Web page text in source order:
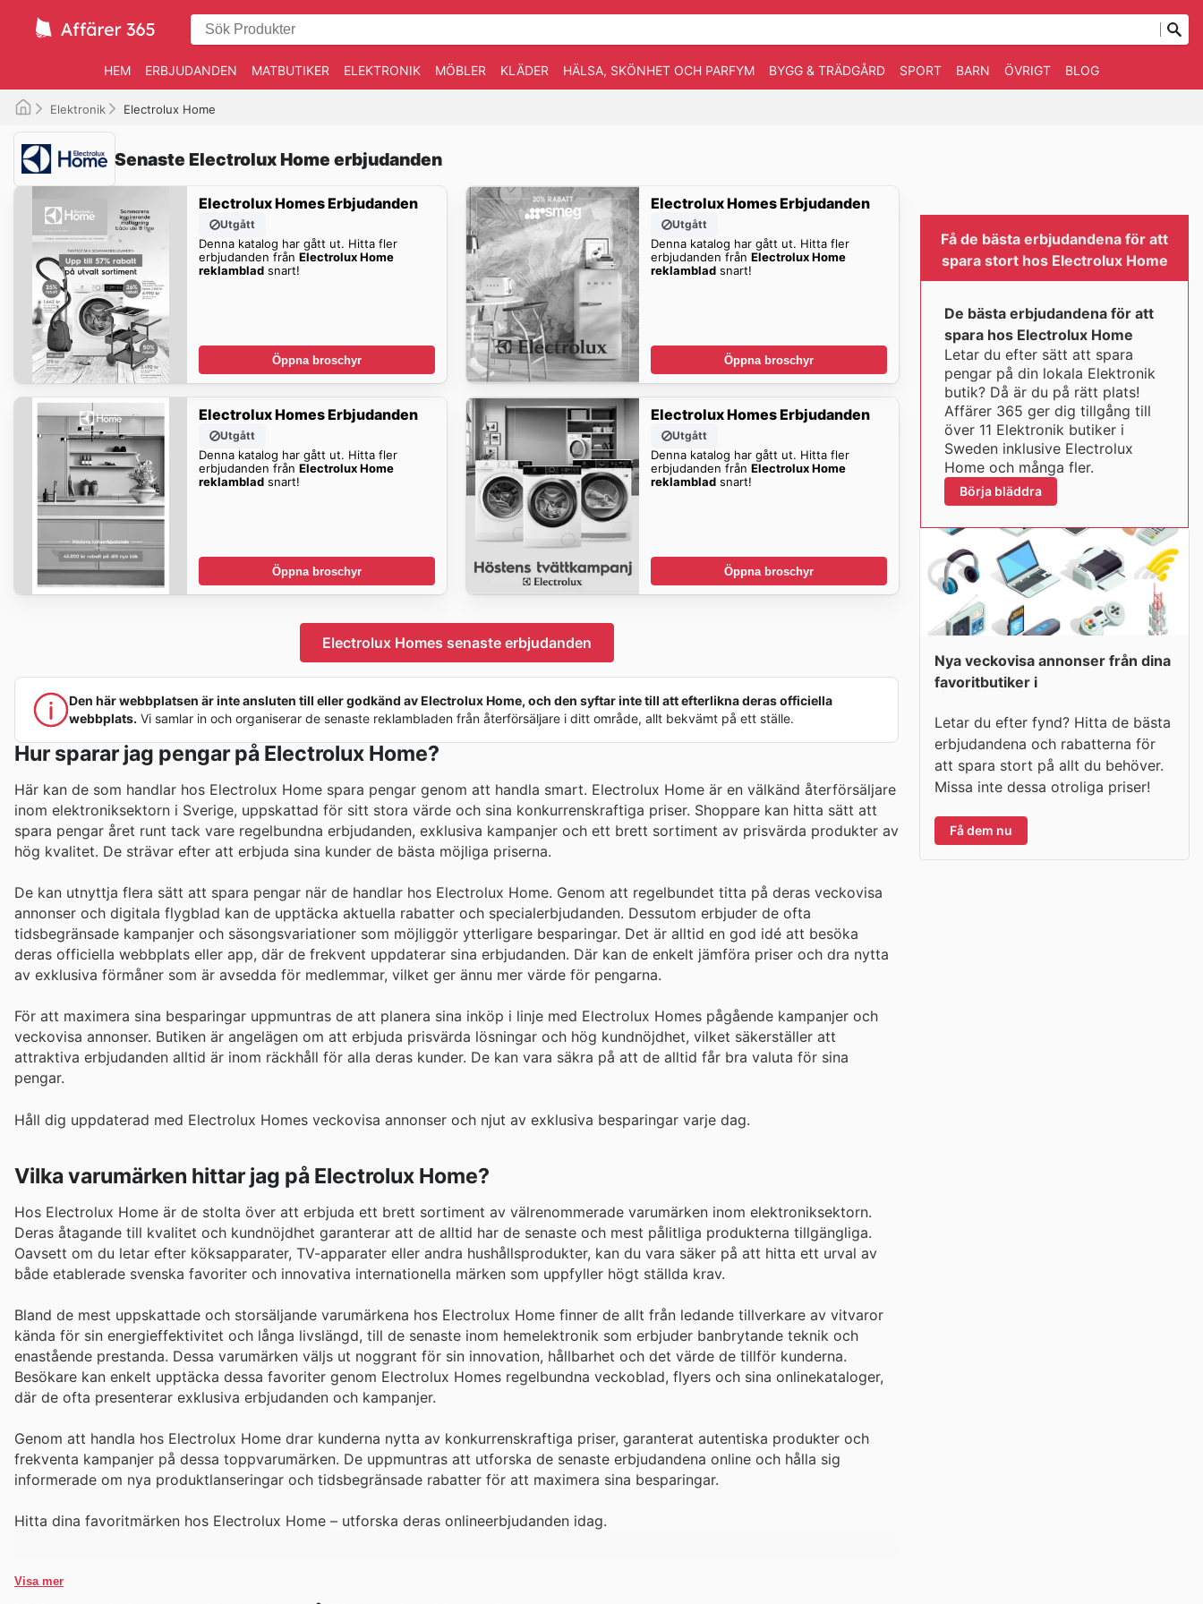
HEM ERBJUDANDEN MATBUTIKER ELEKTRONIK MÖBLER KLÄDER HÄLSA, SKÖNHET OCH PARFYM BYGG & TRÄDGÅRD SPORT BARN ÖVRIGT BLOG
Elektronik Electrolux Home
Senaste Electrolux Home erbjudanden
Electrolux Homes Erbjudanden
Utgått
Denna katalog har gått ut. Hitta fler
erbjudanden från Electrolux Home
reklambladsnart!
Öppna broschyr
Electrolux Homes Erbjudanden
Utgått
Denna katalog har gått ut. Hitta fler
erbjudanden frånElectrolux Home
reklamblad snart!
Öppna broschyr
Electrolux Homes Erbjudanden
Utgått
Denna katalog har gått ut. Hitta fler
erbjudanden från Electrolux Home
reklambladsnart!
Öppna broschyr
Electrolux Homes Erbjudanden
Utgått
Denna katalog har gått ut. Hitta fler
erbjudanden frånElectrolux Home
reklamblad snart!
Öppna broschyr
Electrolux Homes senaste erbjudanden
Den här webbplatsen är inte ansluten till eller godkänd av Electrolux Home, och den syftar inte till att efterlikna deras officiella
webbplats. Vi samlar in och organiserar de senaste reklambladen från återförsäljare i ditt område, allt bekvämt på ett ställe.
Hur sparar jag pengar på Electrolux Home?
Här kan de som handlar hos Electrolux Home spara pengar genom att handla smart. Electrolux Home är en välkänd återförsäljare
inom elektroniksektorn i Sverige, uppskattad för sitt stora värde och sina konkurrenskraftiga priser. Shoppare kan hitta sätt att
spara pengar året runt tack vare regelbundna erbjudanden, exklusiva kampanjer och ett brett sortiment av prisvärda produkter av
hög kvalitet. De strävar efter att erbjuda sina kunder de bästa möjliga priserna.
De kan utnyttja flera sätt att spara pengar när de handlar hos Electrolux Home. Genom att regelbundet titta på deras veckovisa
annonser och digitala flygblad kan de upptäcka aktuella rabatter och specialerbjudanden. Dessutom erbjuder de ofta
tidsbegränsade kampanjer och säsongsvariationer som möjliggör ytterligare besparingar. Det är alltid en god idé att besöka
deras officiella webbplats eller app, där de frekvent uppdaterar sina erbjudanden. Där kan de enkelt jämföra priser och dra nytta
av exklusiva förmåner som är avsedda för medlemmar, vilket ger ännu mer värde för pengarna.
För att maximera sina besparingar uppmuntras de att planera sina inköp i linje med Electrolux Homes pågående kampanjer och
veckovisa annonser. Butiken är angelägen om att erbjuda prisvärda lösningar och hög kundnöjdhet, vilket säkerställer att
attraktiva erbjudanden alltid är inom räckhåll för alla deras kunder. De kan vara säkra på att de alltid får bra valuta för sina
pengar.
Håll dig uppdaterad med Electrolux Homes veckovisa annonser och njut av exklusiva besparingar varje dag.
Vilka varumärken hittar jag på Electrolux Home?
Hos Electrolux Home är de stolta över att erbjuda ett brett sortiment av välrenommerade varumärken inom elektroniksektorn.
Deras åtagande till kvalitet och kundnöjdhet garanterar att de alltid har de senaste och mest pålitliga produkterna tillgängliga.
Oavsett om du letar efter köksapparater, TV-apparater eller andra hushållsprodukter, kan du vara säker på att hitta ett urval av
både etablerade svenska favoriter och innovativa internationella märken som uppfyller högt ställda krav.
Bland de mest uppskattade och storsäljande varumärkena hos Electrolux Home finner de allt från ledande tillverkare av vitvaror
kända för sin energieffektivitet och långa livslängd, till de senaste inom hemelektronik som erbjuder banbrytande teknik och
enastående prestanda. Dessa varumärken väljs ut noggrant för sin innovation, hållbarhet och det värde de tillför kunderna.
Besökare kan enkelt upptäcka dessa favoriter genom Electrolux Homes regelbundna veckoblad, flyers och sina onlinekataloger,
där de ofta presenterar exklusiva erbjudanden och kampanjer.
Genom att handla hos Electrolux Home drar kunderna nytta av konkurrenskraftiga priser, garanterat autentiska produkter och
frekventa kampanjer på dessa toppvarumärken. De uppmuntras att utforska de senaste erbjudandena online och hålla sig
informerade om nya produktlanseringar och tidsbegränsade rabatter för att maximera sina besparingar.
Hitta dina favoritmärken hos Electrolux Home – utforska deras onlineerbjudanden idag.
Visa mer
Få de bästa erbjudandena för att
spara stort hos Electrolux Home
De bästa erbjudandena för att
spara hos Electrolux Home
Letar du efter sätt att spara
pengar på din lokala Elektronik
butik? Då är du på rätt plats!
Affärer 365 ger dig tillgång till
över 11 Elektronik butiker i
Sweden inklusive Electrolux
Home och många fler.
Börja bläddra
Nya veckovisa annonser från dina
favoritbutiker i
Letar du efter fynd? Hitta de bästa
erbjudandena och rabatterna för
att spara stort på allt du behöver.
Missa inte dessa otroliga priser!
Få dem nu